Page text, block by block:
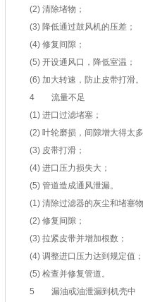
(2) 清除堵物；
(3) 降低通过鼓风机的压差；
(4) 修复间隙；
(5) 开设通风口，降低室温；
(6) 加大转速，防止皮带打滑。
4 流量不足
(1) 进口过滤堵塞；
(2) 叶轮磨损，间隙增大得太多
(3) 皮带打滑；
(4) 进口压力损失大；
(5) 管道造成通风泄漏。
(1) 清除过滤器的灰尘和堵塞物
(2) 修复间隙；
(3) 拉紧皮带并增加根数；
(4) 调整进口压力达到规定值；
(5) 检查并修复管道。
5 漏油或油泄漏到机壳中